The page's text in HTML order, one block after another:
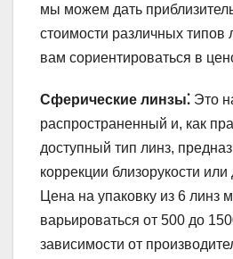
мы можем дать
стоимости различных типов
вам сориентироваться в
Сферические линзы⁚ Это
распространенный и, как
доступный тип линз,
коррекции близорукости или
Цена на упаковку из 6 линз
варьироваться от 500 до
зависимости от